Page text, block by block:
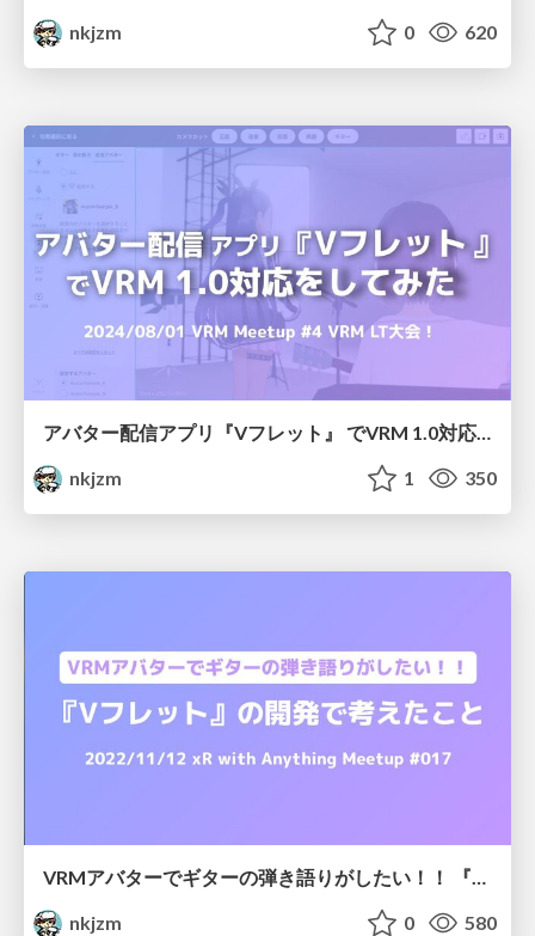
nkjzm
0 620
nkjzm
1 350
VRMアバターでギターの弾き語りがしたい！！ 『Vフレット』の開発で考えたこと
nkjzm
0 580